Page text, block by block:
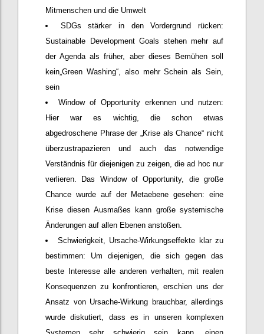
Mitmenschen und die Umwelt
SDGs stärker in den Vordergrund rücken:
Sustainable Development Goals stehen mehr auf
der Agenda als früher, aber dieses Bemühen soll
kein„Green Washing“, also mehr Schein als Sein,
sein
Window of Opportunity erkennen und nutzen:
Hier war es wichtig, die schon etwas
abgedroschene Phrase der „Krise als Chance“ nicht
überzustrapazieren und auch das notwendige
Verständnis für diejenigen zu zeigen, die ad hoc nur
verlieren. Das Window of Opportunity, die große
Chance wurde auf der Metaebene gesehen: eine
Krise diesen Ausmaßes kann große systemische
Änderungen auf allen Ebenen anstoßen.
Schwierigkeit, Ursache-Wirkungseffekte klar zu
bestimmen: Um diejenigen, die sich gegen das
beste Interesse alle anderen verhalten, mit realen
Konsequenzen zu konfrontieren, erschien uns der
Ansatz von Ursache-Wirkung brauchbar, allerdings
wurde diskutiert, dass es in unseren komplexen